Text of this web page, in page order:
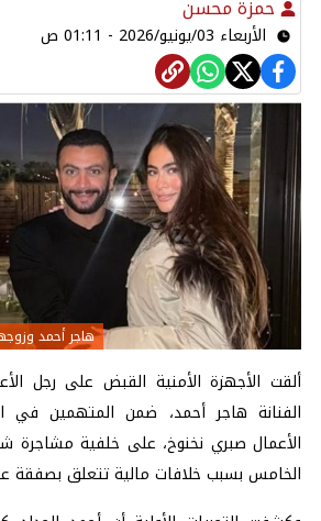
حمزة محسن
الأربعاء 03/يونيو/2026 - 01:11 ص
هاجر أحمد
ألقت الأجهزة الأمنية القبض على رجل
الفنانة هاجر أحمد، ضمن المتهمين في
الأعمال صبري نخنوخ، على خلفية مشاجرة
الخامس بسبب خلافات مالية تتعلق بصفقة